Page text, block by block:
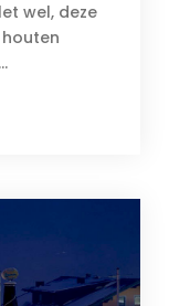
wel, deze